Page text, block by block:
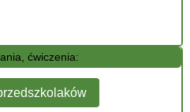
ćwiczenia: